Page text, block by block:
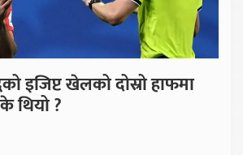
इजिप्ट खेलको दोस्रो हाफमा
थियो ?